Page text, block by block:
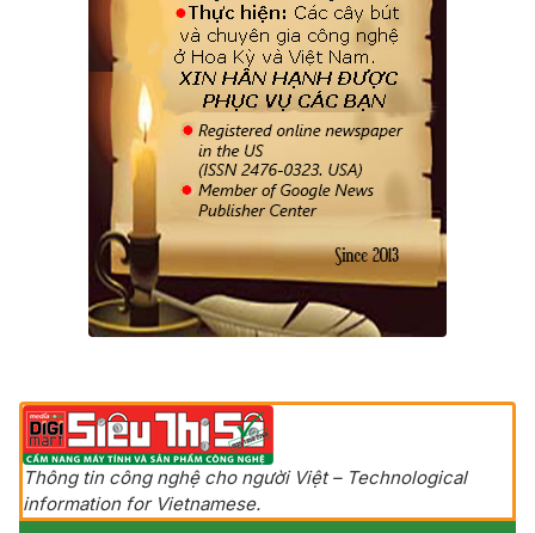
Thông tin công nghệ cho người Việt – Technological
information for Vietnamese.